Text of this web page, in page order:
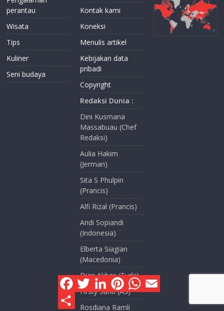
perantau
Wisata
Tips
Kuliner
Seni budaya
Kontak kami
Koneksi
Menulis artikel
Kebijakan data
pribadi
Copyright
Redaksi Dunia :
Dini Kusmana
Massabuau (Chef
Redaksi)
Aulia Hakim
(Jerman)
Sita S Phulpin
(Prancis)
Alfi Rizal (Prancis)
Andi Sopiandi
(Indonesia)
Elberta Siagian
(Macedonia)
Dian Akbas (Turki)
Firsty Santi (AS)
Rosdiana Ramli
F
a
c
T
w
i
L
n
k
P
n
t
W
h
a